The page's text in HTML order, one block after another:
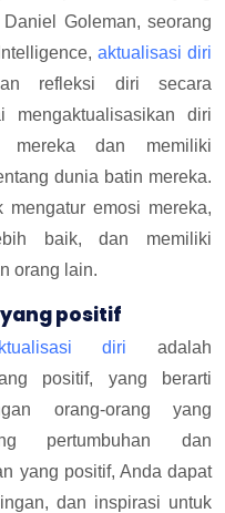
Goleman, seorang
aktualisasi diri
refleksi diri secara
mengaktualisasikan diri
mereka dan memiliki
dunia batin mereka.
mengatur emosi mereka,
baik, dan memiliki
orang lain.
positif
diri adalah
positif, yang berarti
orang-orang yang
pertumbuhan dan
yang positif, Anda dapat
dan inspirasi untuk